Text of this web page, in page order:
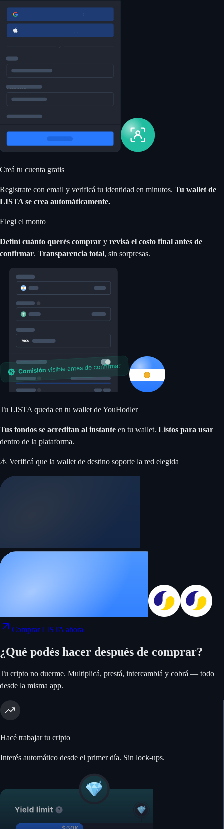
Creá tu cuenta gratis
Registrate con email y verificá tu identidad en minutos. Tu wallet de
LISTA se crea automáticamente.
Elegi el monto
Definí cuánto querés comprar y revisá el costo final antes de
confirmar. Transparencia total, sin sorpresas.
Tu LISTA queda en tu wallet de YouHodler
Tus fondos se acreditan al instante en tu wallet. Listos para usar
dentro de la plataforma.
⚠️ Verificá que la wallet de destino soporte la red elegida
Comprar LISTA ahora
¿Qué podés hacer después de comprar?
Tu cripto no duerme. Multiplicá, prestá, intercambiá y cobrá — todo
desde la misma app.
Hacé trabajar tu cripto
Interés automático desde el primer día. Sin lock-ups.